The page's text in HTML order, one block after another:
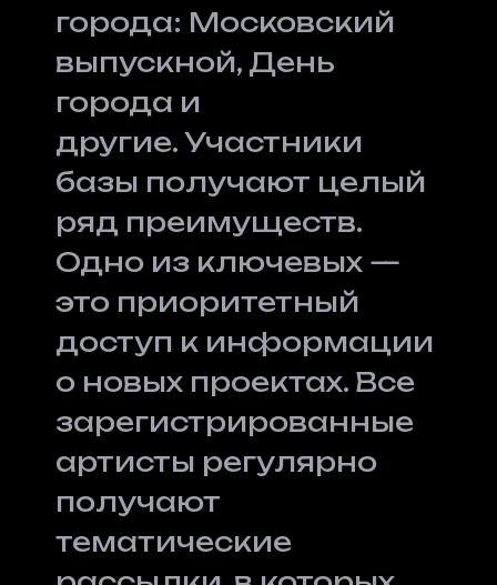
города: Московский
выпускной, День
города и
другие. Участники
базы получают целый
ряд преимуществ.
Одно из ключевых —
это приоритетный
доступ к информации
о новых проектах. Все
зарегистрированные
артисты регулярно
получают
тематические